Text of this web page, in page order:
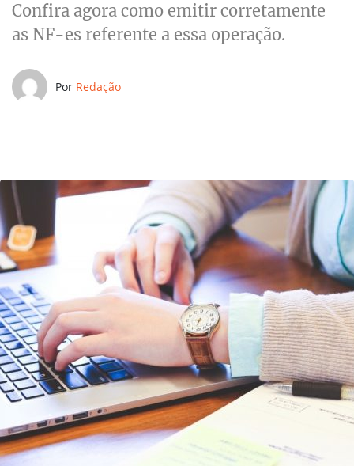
Confira agora como emitir corretamente
as NF-es referente a essa operação.
Por Redação